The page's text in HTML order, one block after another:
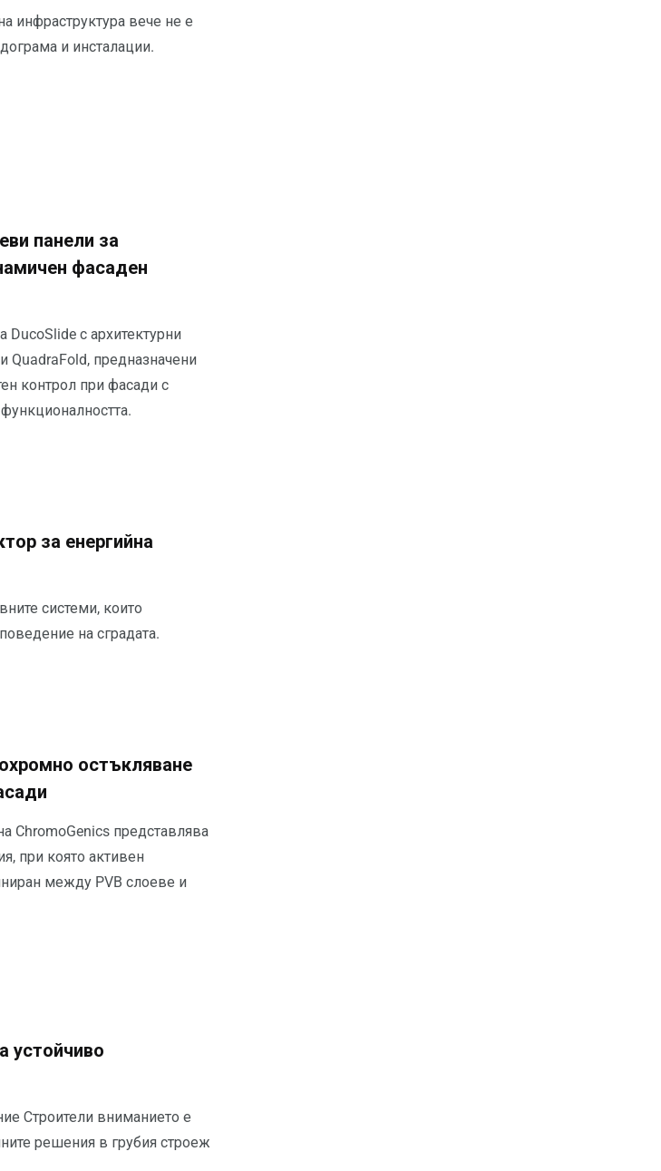
инфраструктура вече не е
и инсталации.
панели за
фасаден
DucoSlide с архитектурни
QuadraFold, предназначени
контрол при фасади с
за енергийна
системи, които
на сградата.
остъкляване
ChromoGenics представлява
при която активен
между PVB слоеве и
устойчиво
Строители вниманието е
решения в грубия строеж